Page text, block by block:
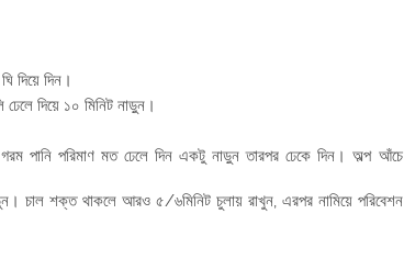
দিয়ে দিন।
দিয়ে ১০ মিনিট নাড়ুন।
পানি পরিমাণ মত ঢেলে দিন একটু নাড়ুন তারপর ঢেকে দিন। অল্প আঁচে
চাল শক্ত থাকলে আরও ৫/৬মিনিট চুলায় রাখুন, এরপর নামিয়ে পরিবেশন